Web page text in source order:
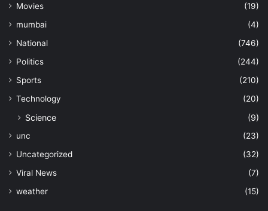
Movies
(19)
mumbai
(4)
National
(746)
Politics
(244)
Sports
(210)
Technology
(20)
Science (9)
unc
(23)
Uncategorized
(32)
Viral News
(7)
weather
(15)